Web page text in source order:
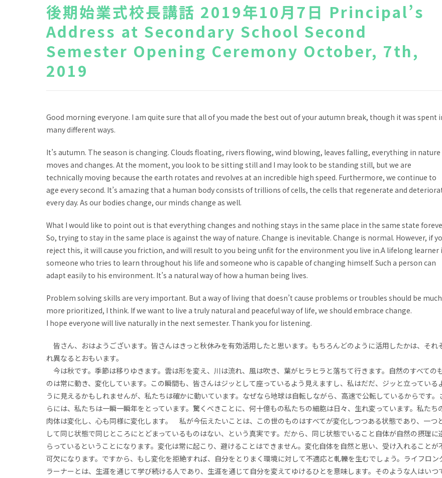
後期始業式校長講話 2019年10月7日 Principal’s
Address at Secondary School Second
Semester Opening Ceremony October, 7th,
2019
Good morning everyone. I am quite sure that all of you made the best out of your autumn break, though it was spent
many different ways.
It’s autumn. The season is changing. Clouds floating, rivers flowing, wind blowing, leaves falling, everything in nature
moves and changes. At the moment, you look to be sitting still and I may look to be standing still, but we are
technically moving because the earth rotates and revolves at an incredible high speed. Furthermore, we continue to
age every second. It’s amazing that a human body consists of trillions of cells, the cells that regenerate and
every day. As our bodies change, our minds change as well.
What I would like to point out is that everything changes and nothing stays in the same place in the same state
So, trying to stay in the same place is against the way of nature. Change is inevitable. Change is normal. However, if
reject this, it will cause you friction, and will result to you being unfit for the environment you live in.A lifelong learner
someone who tries to learn throughout his life and someone who is capable of changing himself. Such a person can
adapt easily to his environment. It’s a natural way of how a human being lives.
Problem solving skills are very important. But a way of living that doesn’t cause problems or troubles should be much
more prioritized, I think. If we want to live a truly natural and peaceful way of life, we should embrace change.
I hope everyone will live naturally in the next semester. Thank you for listening.
皆さん、おはようございます。皆さんはきっと秋休みを有効活用したと思います。もちろんどのように活用したかは、それ
れ異なるとおもいます。
今は秋です。季節は移りゆきます。雲は形を変え、川は流れ、風は吹き、葉がヒラヒラと落ちて行きます。自然のすべての
のは常に動き、変化しています。この瞬間も、皆さんはジッとして座っているよう見えますし、私はだだ、ジッと立っている
うに見えるかもしれませんが、私たちは確かに動いています。なぜなら地球は自転しながら、高速で公転しているからです。
らには、私たちは一瞬一瞬年をとっています。驚くべきことに、何十億もの私たちの細胞は日々、生れ変っています。私たち
肉体は変化し、心も同様に変化します。 私が今伝えたいことは、この世のものはすべてが変化しつつある状態であり、一つ
して同じ状態で同じところにとどまっているものはない、という真実です。だから、同じ状態でいること自体が自然の摂理に
らっているということになります。変化は常に起こり、避けることはできません。変化自体を自然と思い、受け入れることが
可欠になります。ですから、もし変化を拒絶すれば、自分をとりまく環境に対して不適応と軋轢を生むでしょう。ライフロン
ラーナーとは、生涯を通じて学び続ける人であり、生涯を通じて自分を変えてゆけるひとを意味します。そのような人はいつ